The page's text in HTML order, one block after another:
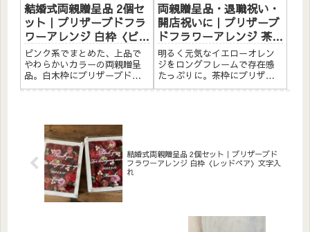
結婚式両親贈呈品 2個セ
ット｜プリザーブドフラ
ワーアレンジ 白枠〈ピン
ク＆ピンクパープル白〉
文字入れ
ピンク系でまとめた、上品で
やわらかいカラーの両親贈呈
品。白木枠にプリザーブドフ
ラワーと造花をたっぷりアレ
でも飾れます。こんな方へ結
婚式の両親贈呈品にピンク系
でまと...
両親贈呈品・退職祝い・
開店祝いに｜プリザーブ
ドフラワーアレンジ 茶枠
ロング〈イエローオレン
ジ〉文字入れ
明るく元気なイエローオレン
ジをロングフレームで存在感
たっぷりに。茶枠にプリザー
ブドフラワーと造花をたっぷ
に退職...
結婚式両親贈呈品 2個セット｜プリザーブド
フラワーアレンジ 白枠〈レッドペア〉文字入
れ